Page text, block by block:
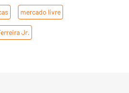
mercado livre
Jr.